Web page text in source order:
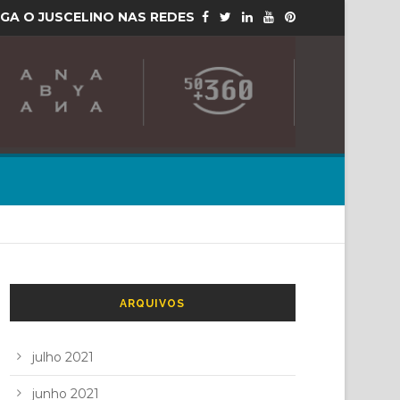
O JUSCELINO NAS REDES
ARQUIVOS
julho 2021
junho 2021